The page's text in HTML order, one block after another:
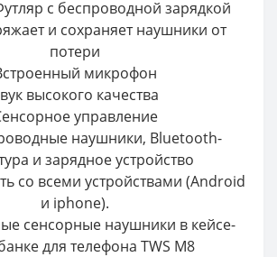
с беспроводной зарядкой
и сохраняет наушники от
потери
микрофон
высокого качества
управление
наушники, Bluetooth-
и зарядное устройство
со всеми устройствами (Android
и iphone).
сенсорные наушники в кейсе-
для телефона TWS M8